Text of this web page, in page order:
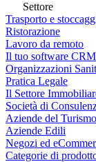
Settore
Trasporto e
Ristorazione
Lavoro da remoto
Il tuo software
Organizzazioni
Pratica Legale
Il Settore
Società di
Aziende del Turismo
Aziende Edili
Negozi ed
Categorie di